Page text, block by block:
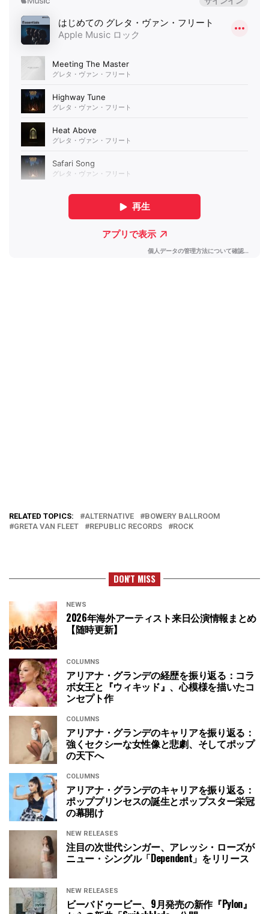
RELATED TOPICS: ALTERNATIVE
BOWERY BALLROOM
GRETA VAN FLEET
REPUBLIC RECORDS ROCK
DON'T MISS
NEWS
2026年海外アーティスト来日公演情報まとめ
【随時更新】
COLUMNS
アリアナ・グランデの経歴を振り返る：コラ
ボ女王と『ウィキッド』、心模様を描いたコ
ンセプト作
COLUMNS
アリアナ・グランデのキャリアを振り返る：
強くセクシーな女性像と悲劇、そしてポップ
の天下へ
COLUMNS
アリアナ・グランデのキャリアを振り返る：
ポッププリンセスの誕生とポップスター栄冠
の幕開け
NEW RELEASES
注目の次世代シンガー、アレッシ・ローズが
ニュー・シングル「Dependent」をリリース
NEW RELEASES
ビーバドゥービー、9月発売の新作『Pylon』